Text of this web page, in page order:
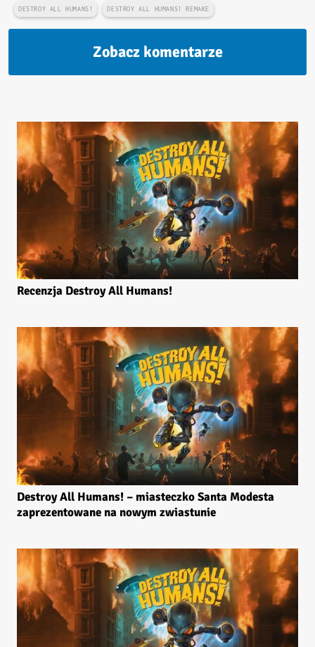
DESTROY ALL HUMANS! DESTROY ALL HUMANS! REMAKE
Zobacz komentarze
Recenzja Destroy All Humans!
Destroy All Humans! – miasteczko Santa Modesta
zaprezentowane na nowym zwiastunie